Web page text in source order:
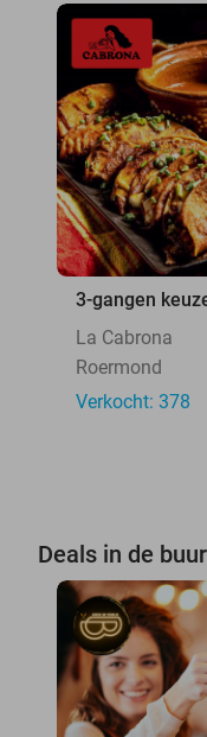
3-gangen
La Cabrona
Roermond
Verkocht: 378
Deals in de